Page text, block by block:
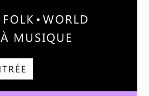
FOLK
WORLD
MUSIQUE